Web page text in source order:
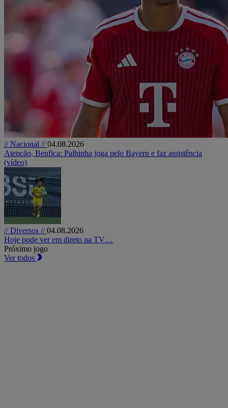
// Nacional //04.08.2026
Atenção, Benfica: Palhinha joga pelo Bayern e faz assistência
(vídeo)
// Diversos //04.08.2026
Hoje pode ver em direto na TV…
Próximo jogo
Ver todos